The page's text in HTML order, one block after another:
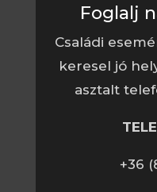
Foglalj
Családi
keresel jó
asztalt
+36